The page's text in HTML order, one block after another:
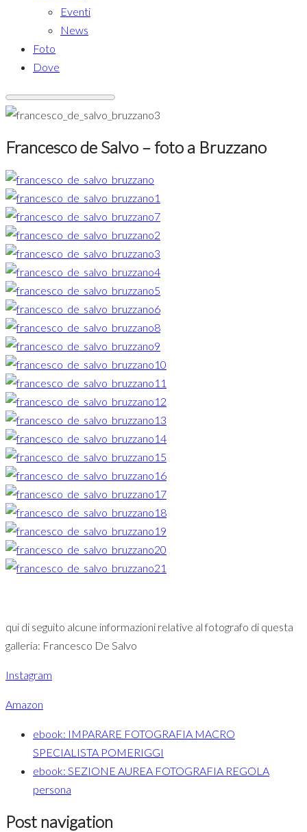
Eventi
News
Foto
Dove
Francesco de Salvo – foto a Bruzzano
qui di seguito alcune informazioni relative al fotografo di questa
galleria: Francesco De Salvo
Instagram
Amazon
ebook: IMPARARE FOTOGRAFIA MACRO
SPECIALISTA POMERIGGI
ebook: SEZIONE AUREA FOTOGRAFIA REGOLA
persona
Post navigation